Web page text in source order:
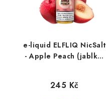
e-liquid ELFLIQ NicSalt
- Apple Peach (jablko,
245 Kč